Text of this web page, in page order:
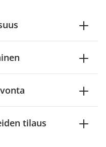
tilaus